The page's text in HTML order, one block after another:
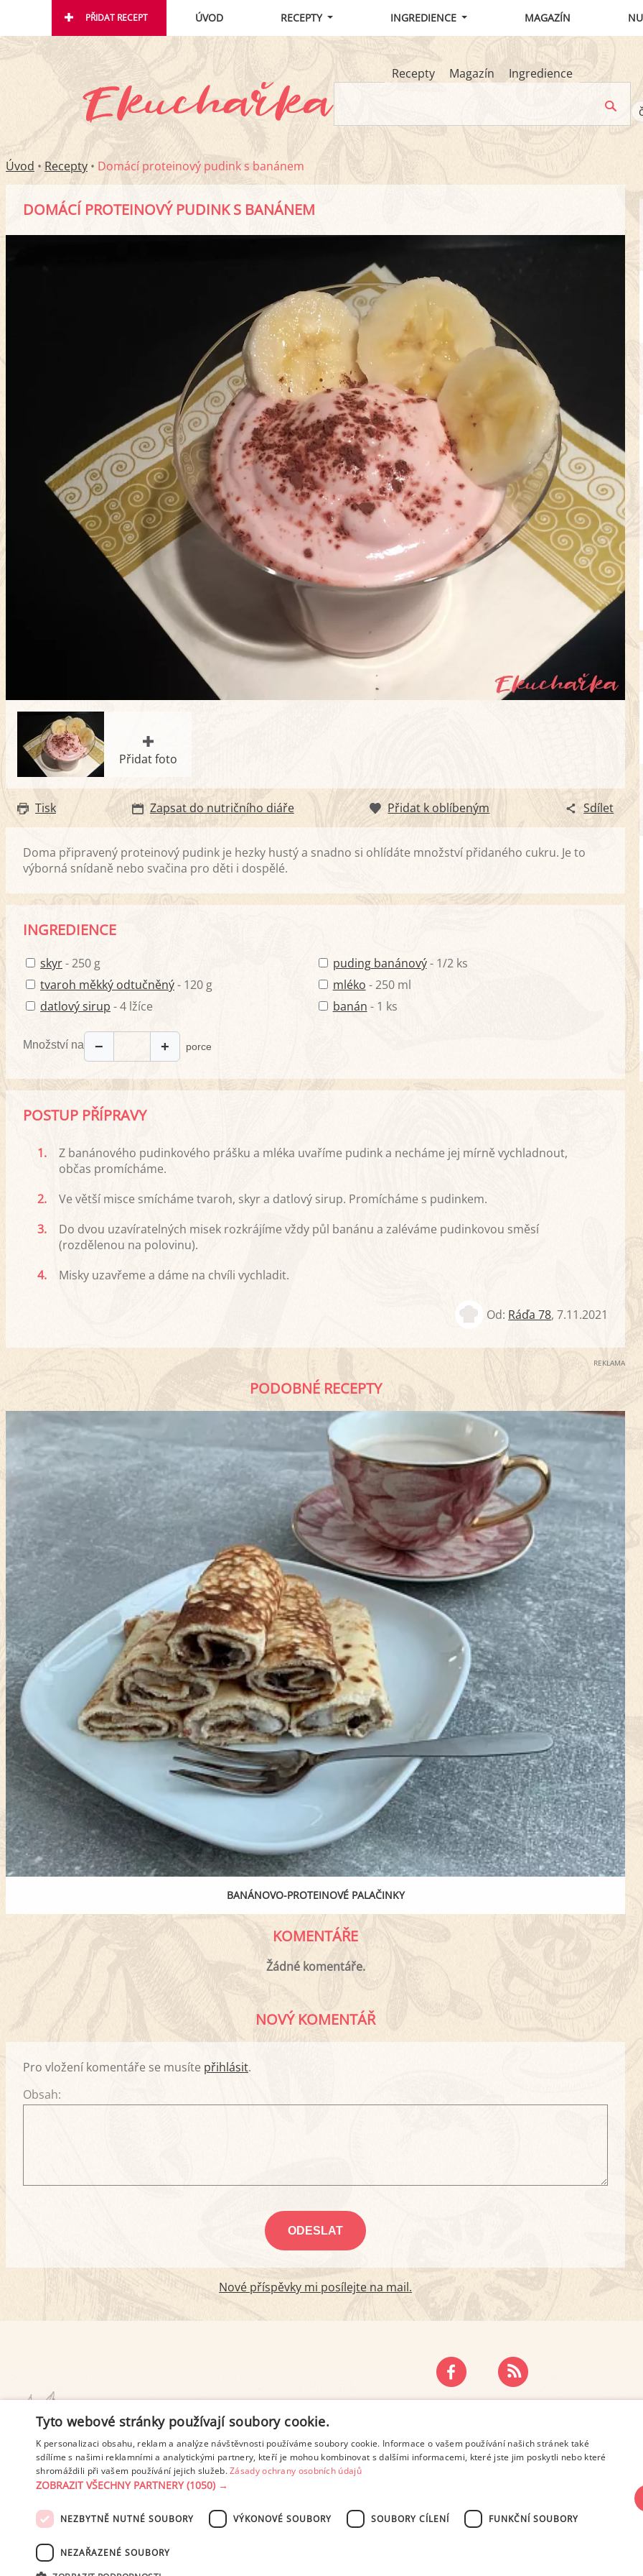
PŘIDAT RECEPT ÚVOD RECEPTY INGREDIENCE MAGAZÍN
Recepty Magazín Ingredience
Úvod • Recepty • Domácí proteinový pudink s banánem
DOMÁCÍ PROTEINOVÝ PUDINK S BANÁNEM
Přidat foto
Tisk Zapsat do nutričního diáře Přidat k oblíbeným Sdílet
Doma připravený proteinový pudink je hezky hustý a snadno si ohlídáte množství přidaného cukru. Je to
výborná snídaně nebo svačina pro děti i dospělé.
INGREDIENCE
skyr- 250 g
tvaroh měkký odtučněný- 120 g
datlový sirup - 4 lžíce
puding banánový- 1/2 ks
mléko - 250 ml
banán - 1 ks
Množství na − + porce
POSTUP PŘÍPRAVY
1.
Z banánového pudinkového prášku a mléka uvaříme pudink a necháme jej mírně vychladnout,
občas promícháme.
2.
Ve větší misce smícháme tvaroh, skyr a datlový sirup. Promícháme s pudinkem.
3.
Do dvou uzavíratelných misek rozkrájíme vždy půl banánu a zaléváme pudinkovou směsí
(rozdělenou na polovinu).
4.
Misky uzavřeme a dáme na chvíli vychladit.
Od: Ráďa 78,7.11.2021
REKLAMA
PODOBNÉ RECEPTY
BANÁNOVO-PROTEINOVÉ PALAČINKY
KOMENTÁŘE
Žádné komentáře.
NOVÝ KOMENTÁŘ
Pro vložení komentáře se musíte přihlásit.
Obsah:
Nové příspěvky mi posílejte na mail.
PODMÍNKY UŽITÍ ZÁSADY OCHRANY OSOBNÍCH ÚDAJŮ
Tyto webové stránky používají soubory cookie.
K personalizaci obsahu, reklam a analýze návštěvnosti používáme soubory cookie. Informace o vašem používání našich stránek také
sdílíme s našimi reklamními a analytickými partnery, kteří je mohou kombinovat s dalšími informacemi, které jste jim poskytli nebo které
shromáždili při vašem používání jejich služeb.Zásady ochrany osobních údajů
ZOBRAZIT VŠECHNY PARTNERY(1050) →
NEZBYTNĚ NUTNÉ SOUBORY VÝKONOVÉ SOUBORY SOUBORY CÍLENÍ FUNKČNÍ SOUBORY
NEZAŘAZENÉ SOUBORY